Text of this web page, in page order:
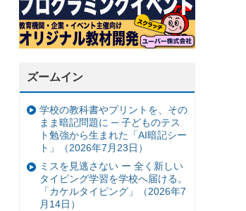
ズームイン
学校の教科書やプリントを、その
まま暗記問題に ─ 子どものテス
ト勉強から生まれた「AI暗記シー
ト」（2026年7月23日）
ミスを見逃さない ー 全く新しい
タイピング学習を学校へ届ける。
「カケルタイピング」（2026年7
月14日）